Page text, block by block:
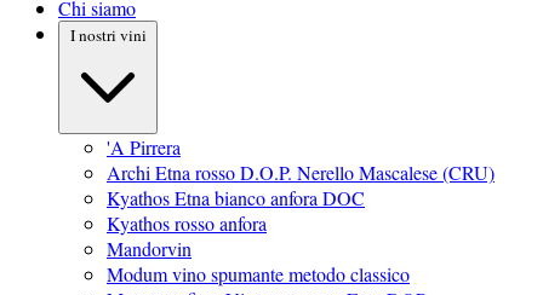
Chi siamo
I nostri vini
'A Pirrera
Archi Etna rosso D.O.P. Nerello Mascalese (CRU)
Kyathos Etna bianco anfora DOC
Kyathos rosso anfora
Mandorvin
Modum vino spumante metodo classico